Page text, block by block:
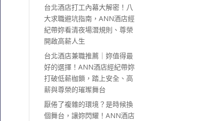
台北酒店打工內幕大解密！八
大求職避坑指南，ANN酒店經
紀帶妳看清夜場潛規則、尊榮
開啟高薪人生
台北酒店兼職推薦｜妳值得最
好的選擇！ANN酒店經紀帶妳
打破低薪枷鎖，踏上安全、高
薪與尊榮的璀璨舞台
厭倦了複雜的環境？是時候換
個舞台，讓妳閃耀！ANN酒店